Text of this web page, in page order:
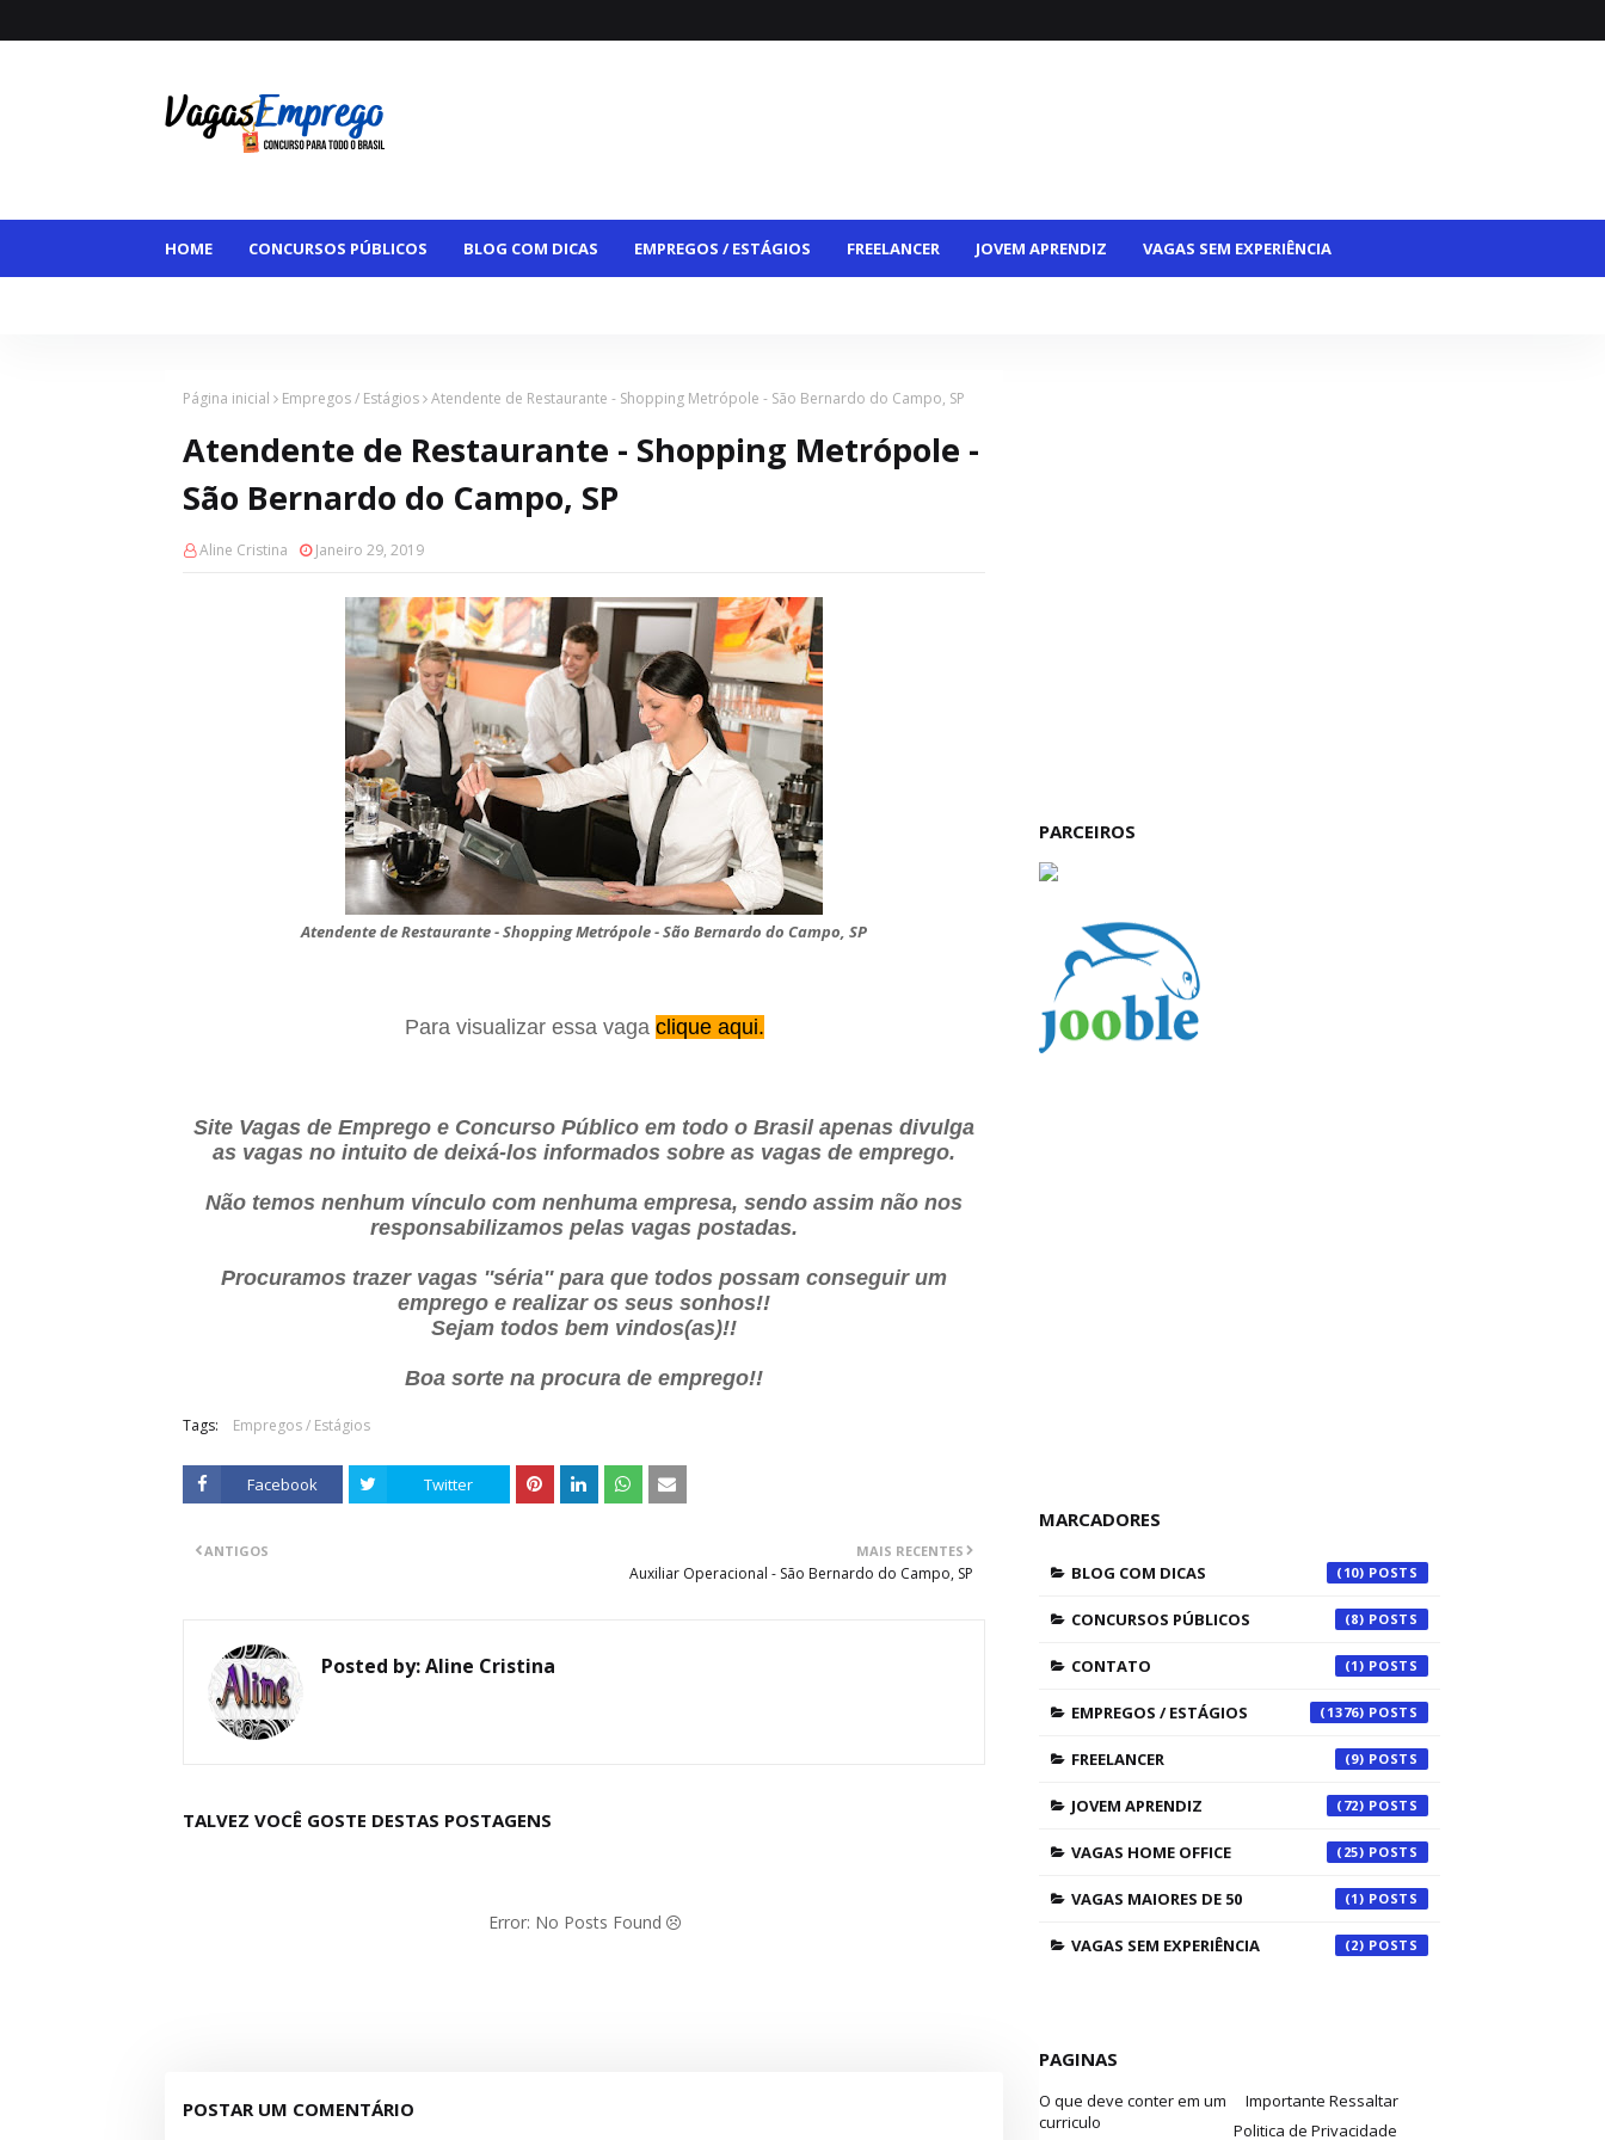
HOME CONCURSOS PÚBLICOS BLOG COM DICAS EMPREGOS / ESTÁGIOS FREELANCER JOVEM APRENDIZ VAGAS SEM EXPERIÊNCIA
Página inicial Empregos / Estágios Atendente de Restaurante - Shopping Metrópole - São Bernardo do Campo, SP
Atendente de Restaurante - Shopping Metrópole -
São Bernardo do Campo, SP
Aline Cristina Janeiro 29, 2019
Atendente de Restaurante - Shopping Metrópole - São Bernardo do Campo, SP
Para visualizar essa vaga clique aqui.
Site Vagas de Emprego e Concurso Público em todo o Brasil apenas divulga
as vagas no intuito de deixá-los informados sobre as vagas de emprego.
Não temos nenhum vínculo com nenhuma empresa, sendo assim não nos
responsabilizamos pelas vagas postadas.
Procuramos trazer vagas ''séria'' para que todos possam conseguir um
emprego e realizar os seus sonhos!!
Sejam todos bem vindos(as)!!
Boa sorte na procura de emprego!!
Tags: Empregos / Estágios
Facebook Twitter
MAIS RECENTES
Auxiliar Operacional - São Bernardo do Campo, SP
ANTIGOS
Posted by:Aline Cristina
TALVEZ VOCÊ GOSTE DESTAS POSTAGENS
Error: No Posts Found
POSTAR UM COMENTÁRIO
PARCEIROS
MARCADORES
BLOG COM DICAS (10)
CONCURSOS PÚBLICOS (8)
CONTATO (1)
EMPREGOS / ESTÁGIOS (1376)
FREELANCER (9)
JOVEM APRENDIZ (72)
VAGAS HOME OFFICE (25)
VAGAS MAIORES DE 50 (1)
VAGAS SEM EXPERIÊNCIA (2)
PAGINAS
O que deve conter em um
curriculo
Importante Ressaltar
Politica de Privacidade